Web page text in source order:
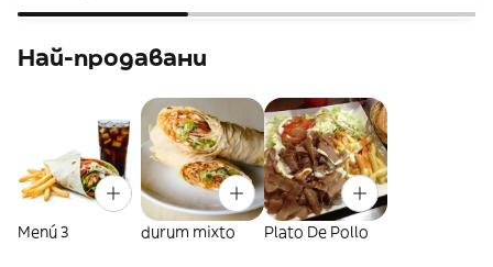
Най-продавани
Menú 3 durum mixto Plato De Pollo